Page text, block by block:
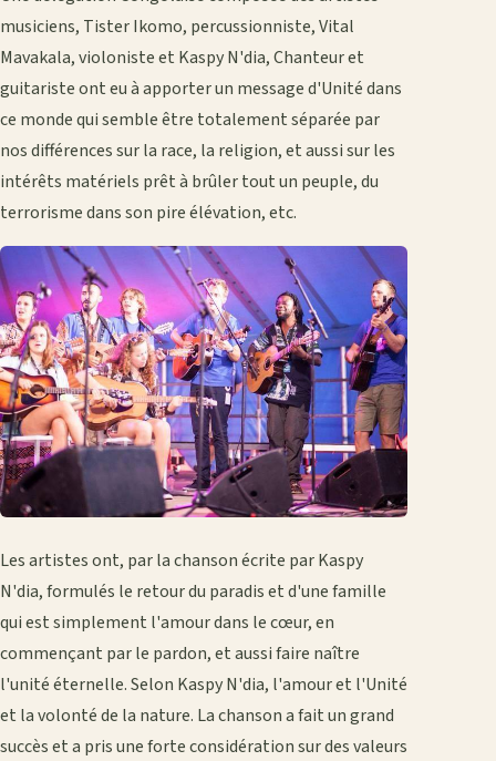
musiciens, Tister Ikomo, percussionniste, Vital
Mavakala, violoniste et Kaspy N'dia, Chanteur et
guitariste ont eu à apporter un message d'Unité dans
ce monde qui semble être totalement séparée par
nos différences sur la race, la religion, et aussi sur les
intérêts matériels prêt à brûler tout un peuple, du
terrorisme dans son pire élévation, etc.
Les artistes ont, par la chanson écrite par Kaspy
N'dia, formulés le retour du paradis et d'une famille
qui est simplement l'amour dans le cœur, en
commençant par le pardon, et aussi faire naître
l'unité éternelle. Selon Kaspy N'dia, l'amour et l'Unité
et la volonté de la nature. La chanson a fait un grand
succès et a pris une forte considération sur des valeurs